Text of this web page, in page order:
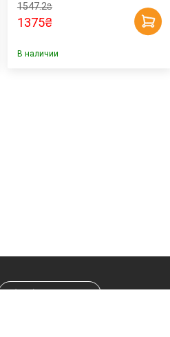
1547.2₴
1375₴
В наличии
(044) 290-70-20